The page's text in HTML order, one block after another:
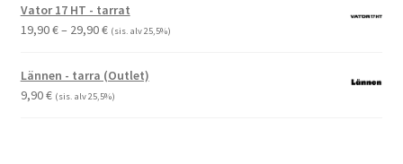
Vator 17 HT - tarrat
19,90€– 29,90€Hintaluokka:
-
29,90 €
(sis. alv 25,5%)
Lännen - tarra (Outlet)
9,90€ (sis. alv 25,5%)